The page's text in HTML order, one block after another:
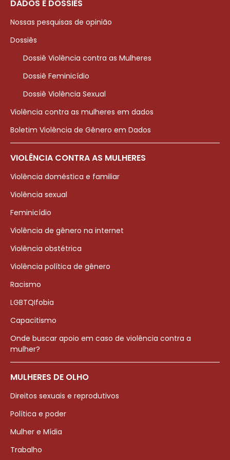
DADOS E DOSSIÊS
Nossas pesquisas de opinião
Dossiês
Dossiê Violência contra as Mulheres
Dossiê Feminicídio
Dossiê Violência Sexual
Violência contra as mulheres em dados
Boletim Violência de Gênero em Dados
VIOLÊNCIA CONTRA AS MULHERES
Violência doméstica e familiar
Violência sexual
Feminicídio
Violência de gênero na internet
Violência obstétrica
Violência política de gênero
Racismo
LGBTQIfobia
Capacitismo
Onde buscar apoio em caso de violência contra a
mulher?
MULHERES DE OLHO
Direitos sexuais e reprodutivos
Política e poder
Mulher e Mídia
Trabalho